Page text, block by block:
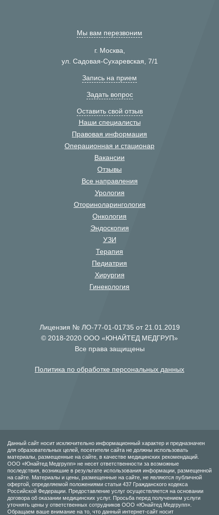
Мы вам перезвоним
г. Москва,
ул. Садовая-Сухаревская, 7/1
Запись на прием
Задать вопрос
Оставить свой отзыв
Наши специалисты
Правовая информация
Операционная и стационар
Вакансии
Отзывы
Все направления
Урология
Оториноларингология
Онкология
Эндоскопия
УЗИ
Терапия
Педиатрия
Хирургия
Гинекология
Лицензия № ЛО-77-01-01735 от 21.01.2019
© 2018-2020 ООО «ЮНАЙТЕД МЕДГРУП»
Все права защищены
Политика по обработке персональных данных
Данный сайт носит исключительно информационный характер и предназначен
для образовательных целей, посетители сайта не должны использовать
материалы, размещенные на сайте, в качестве медицинских рекомендаций.
ООО «Юнайтед Медгрупп» не несет ответственности за возможные
последствия, возникшие в результате использования информации, размещенной
на сайте. Материалы и цены, размещенные на сайте, не являются публичной
офертой, определяемой положениями статьи 437 Гражданского кодекса
Российской Федерации. Предоставление услуг осуществляется на основании
договора об оказании медицинских услуг. Просьба перед получением услуги
уточнять цены у ответственных сотрудников ООО «Юнайтед Медгрупп».
Обращаем ваше внимание на то, что данный интернет-сайт носит